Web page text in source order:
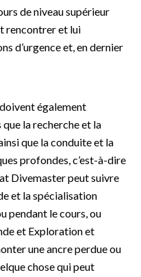
de niveau supérieur
rencontrer et lui
d’urgence et, en dernier
également
la recherche et la
que la conduite et la
profondes, c’est-à-dire
Divemaster peut suivre
et la spécialisation
pendant le cours, ou
et Exploration et
une ancre perdue ou
chose qui peut